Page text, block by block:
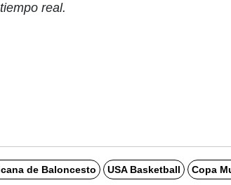
real.
de Baloncesto USA Basketball Copa